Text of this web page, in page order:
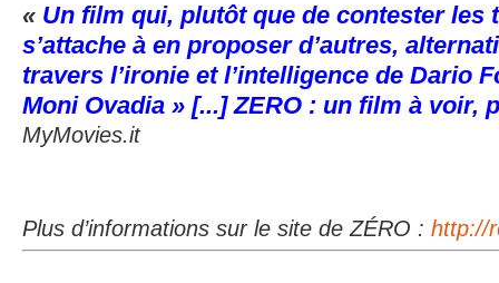
« Un film qui, plutôt que de contester les
s’attache à en proposer d’autres,
travers l’ironie et l’intelligence de Dario
Moni Ovadia » [...] ZERO : un film à voir,
MyMovies.it
Plus d’informations sur le site de ZÉRO : http://